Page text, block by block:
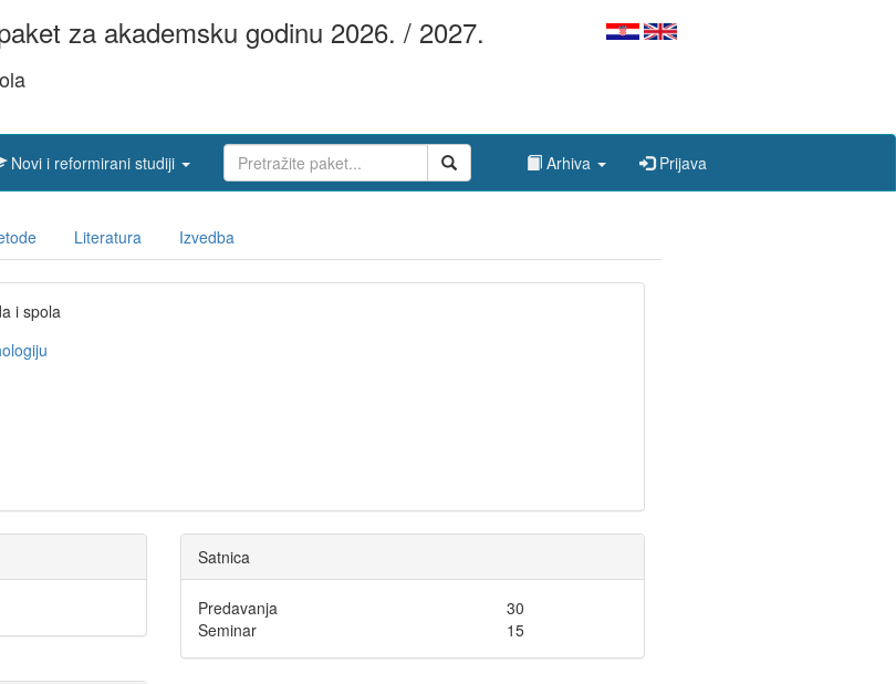
za akademsku godinu 2026. / 2027.
Novi i reformirani studiji Arhiva Prijava
Literatura Izvedba
i spola
Satnica
Predavanja
30
Seminar
15